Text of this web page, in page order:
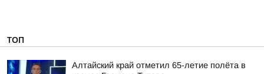
ТОП
Алтайский край отметил 65-летие полёта в